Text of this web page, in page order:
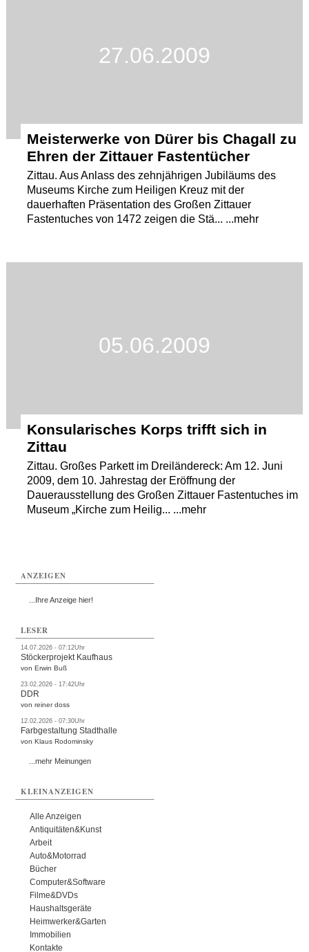
27.06.2009
Meisterwerke von Dürer bis Chagall zu
Ehren der Zittauer Fastentücher
Zittau. Aus Anlass des zehnjährigen Jubiläums des
Museums Kirche zum Heiligen Kreuz mit der
dauerhaften Präsentation des Großen Zittauer
Fastentuches von 1472 zeigen die Stä... ...mehr
05.06.2009
Konsularisches Korps trifft sich in
Zittau
Zittau. Großes Parkett im Dreiländereck: Am 12. Juni
2009, dem 10. Jahrestag der Eröffnung der
Dauerausstellung des Großen Zittauer Fastentuches im
Museum „Kirche zum Heilig... ...mehr
ANZEIGEN
...Ihre Anzeige hier!
LESER
14.07.2026 - 07:12Uhr
Stöckerprojekt Kaufhaus
von Erwin Buß
23.02.2026 - 17:42Uhr
DDR
von reiner doss
12.02.2026 - 07:30Uhr
Farbgestaltung Stadthalle
von Klaus Rodominsky
...mehr Meinungen
KLEINANZEIGEN
Alle Anzeigen
Antiquitäten&Kunst
Arbeit
Auto&Motorrad
Bücher
Computer&Software
Filme&DVDs
Haushaltsgeräte
Heimwerker&Garten
Immobilien
Kontakte